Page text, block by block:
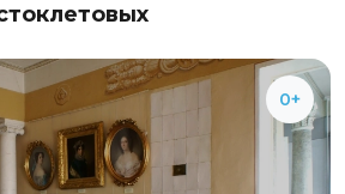
0+